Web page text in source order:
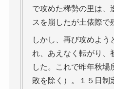
で攻めた稀勢の里は、
スを崩したが土俵際で
しかし、再び攻めよう
れ、あえなく転がり、
した。これで昨年秋場
敗を除く）。１５日制